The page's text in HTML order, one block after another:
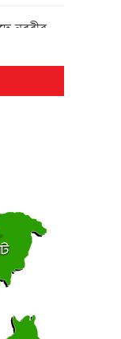
নববীর